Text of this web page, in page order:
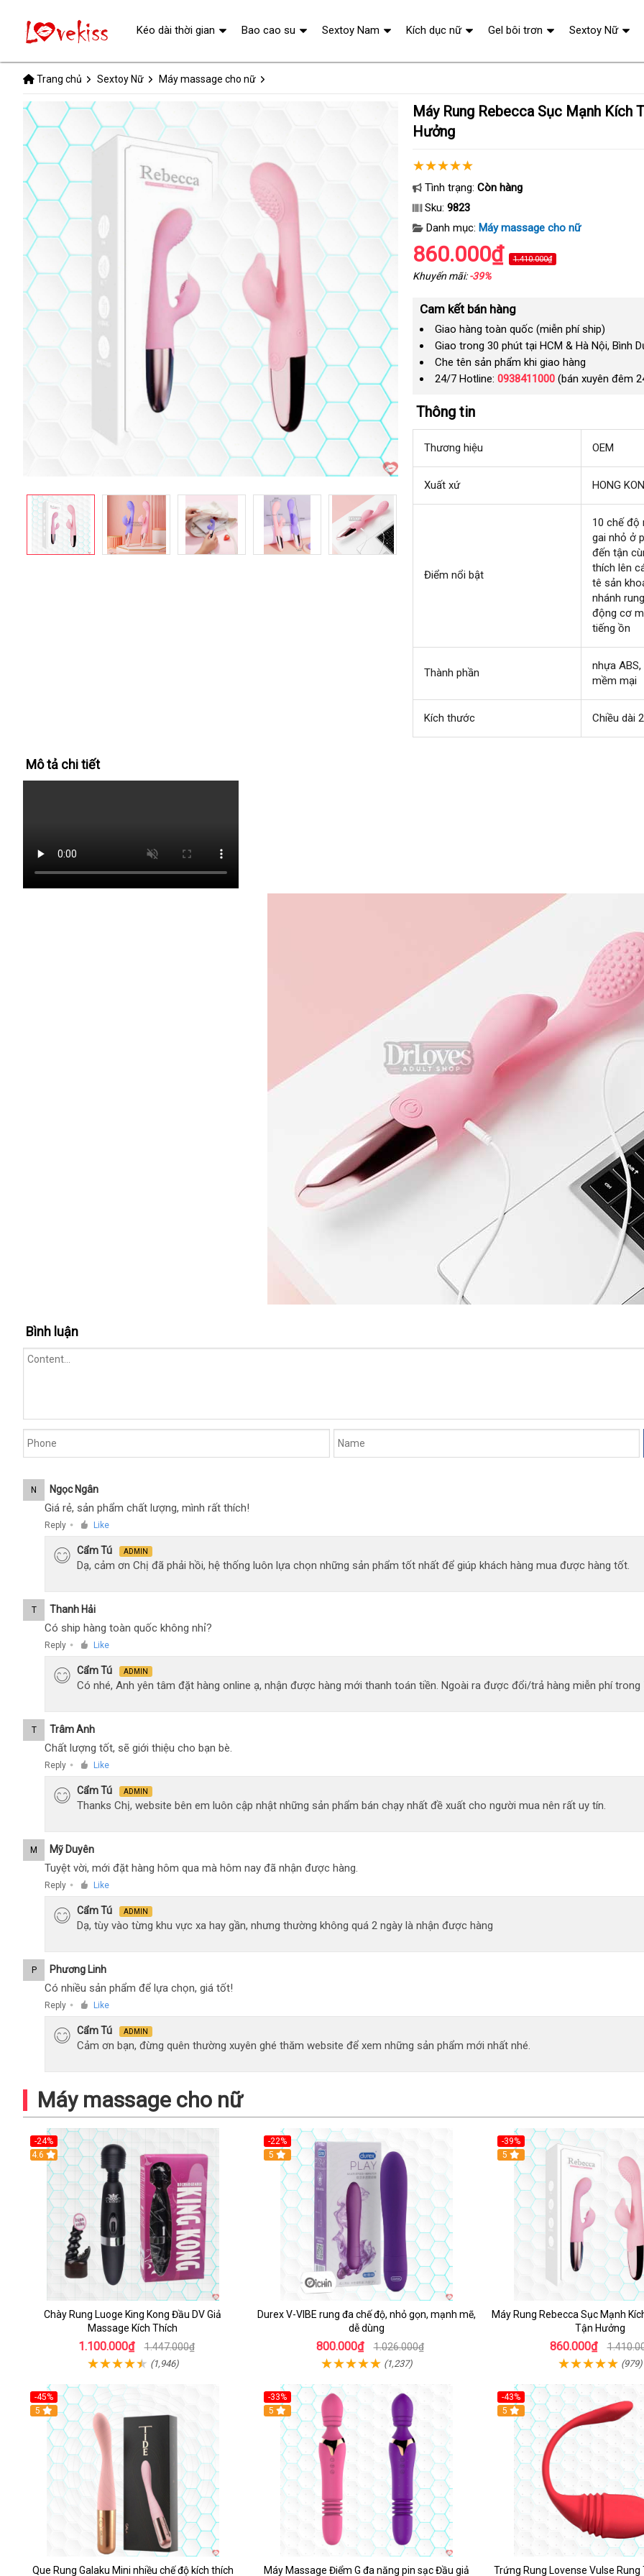
Trang chủ Sextoy Nữ Máy massage cho nữ
Máy Rung Rebecca Sục Mạnh Kích Thích Điểm G Tận
Hưởng
Tình trạng: Còn hàng
Sku: 9823
Danh mục: Máy massage cho nữ
860.000₫ 1.410.000₫
Khuyến mãi:-39%
Cam kết bán hàng
Giao hàng toàn quốc (miễn phí ship)
Giao trong 30 phút tại HCM & Hà Nội, Bình
Che tên sản phẩm khi giao hàng
24/7 Hotline: 0938411000(bán xuyên đêm
Thông tin
Thương hiệu OEM
Xuất xứ HONG
Điểm nổi bật
10 chế độ
gai nhỏ ở
đến tận
thích lên
tê sản
nhánh
động cơ
tiếng ồn
Thành phần
nhựa ABS,
mềm mại
Kích thước Chiều dài
Mô tả chi tiết
May
Am
Bình luận
N Ngọc Ngân
Giá rẻ, sản phẩm chất lượng, mình rất thích!
Reply ● Like
Cẩm Tú ADMIN
Dạ, cảm ơn Chị đã phải hồi, hệ thống luôn lựa chọn những sản phẩm tốt nhất để giúp khách hàng mua được hàng tốt.
T Thanh Hải
Có ship hàng toàn quốc không nhỉ?
Reply ● Like
Cẩm Tú ADMIN
Có nhé, Anh yên tâm đặt hàng online ạ, nhận được hàng mới thanh toán tiền. Ngoài ra được đổi/trả hàng miễn phí trong
T Trâm Anh
Chất lượng tốt, sẽ giới thiệu cho bạn bè.
Reply ● Like
Cẩm Tú ADMIN
Thanks Chị, website bên em luôn cập nhật những sản phẩm bán chạy nhất đề xuất cho người mua nên rất uy tín.
M Mỹ Duyên
Tuyệt vời, mới đặt hàng hôm qua mà hôm nay đã nhận được hàng.
Reply ● Like
Cẩm Tú ADMIN
Dạ, tùy vào từng khu vực xa hay gần, nhưng thường không quá 2 ngày là nhận được hàng
P Phương Linh
Có nhiều sản phẩm để lựa chọn, giá tốt!
Reply ● Like
Cẩm Tú ADMIN
Cảm ơn bạn, đừng quên thường xuyên ghé thăm website để xem những sản phẩm mới nhất nhé.
Máy massage cho nữ
-24%
4.6
Chày Rung Luoge King Kong Đầu DV Giả
Massage Kích Thích
1.100.000₫ 1.447.000₫
(1,946)
-22%
Hot
5
Durex V-VIBE rung đa chế độ, nhỏ gọn, mạnh mẽ,
dễ dùng
800.000₫ 1.026.000₫
(1,237)
-39%
Hot
5
Máy Rung Rebecca Sục Mạnh
Tận Hưởng
860.000₫
(979)
-45%
Hot
5
Que Rung Galaku Mini nhiều chế độ kích thích
-33%
Hot
5
Máy Massage Điểm G đa năng pin sạc Đầu giả
-43%
Hot
5
Trứng Rung Lovense Vulse
Kéo dài thời gian Bao cao su Sextoy Nam Kích dục nữ Gel bôi trơn Sextoy Nữ